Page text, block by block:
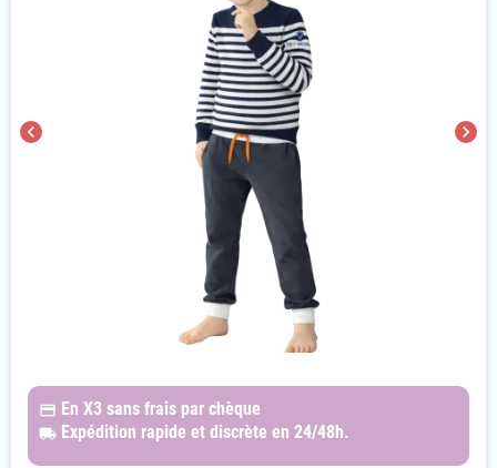
chevron_left chevron_right
paymentsEn X3 sans frais par chèque
local_shipping Expédition rapide et discrète en 24/48h.